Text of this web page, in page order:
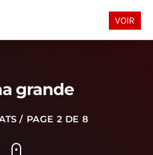
play_arrow
grande
/ PAGE 2 DE 8
VOIR